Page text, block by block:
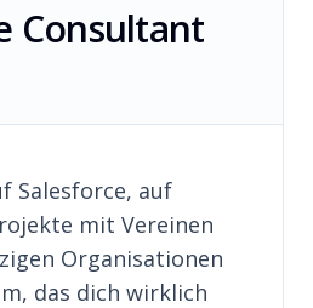
Consultant
Salesforce, auf
mit Vereinen
Organisationen
das dich wirklich